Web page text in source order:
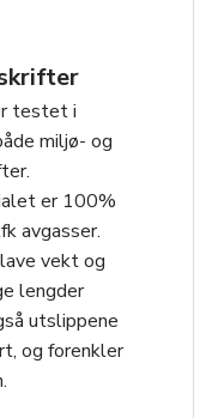
testet i
miljø- og
er 100%
avgasser.
vekt og
lengder
utslippene
og forenkler